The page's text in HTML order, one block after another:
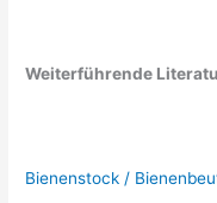
Weiterführende
Bienenstock /